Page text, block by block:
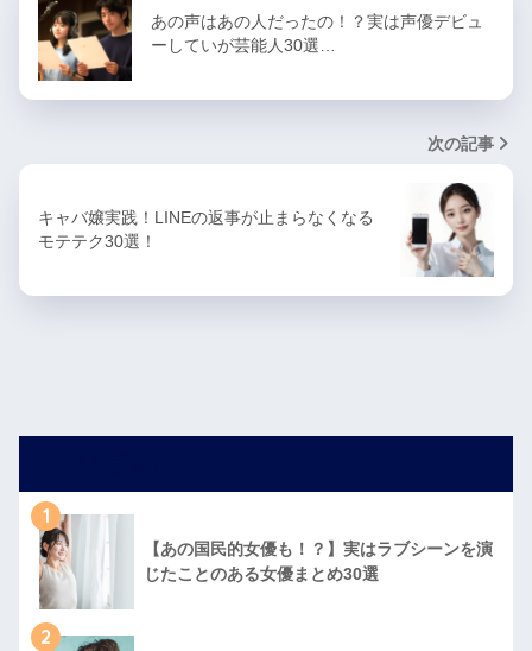
あの声はあの人だったの！？実は声優デビュ
ーしていが芸能人30選…
次の記事
キャバ嬢実践！LINEの返事が止まらなくなる
モテテク30選！
1
【あの国民的女優も！？】実はラブシーンを演
じたことのある女優まとめ30選
2